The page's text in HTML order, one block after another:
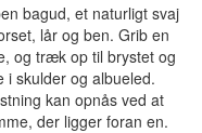
bagud, et naturligt svaj
lår og ben. Grib en
og træk op til brystet og
skulder og albueled.
kan opnås ved at
der ligger foran en.